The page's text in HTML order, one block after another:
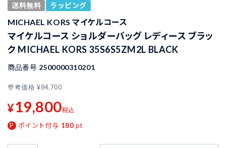
送料無料 ラッピング
MICHAEL KORS マイケルコース
マイケルコース ショルダーバッグ レディース ブラッ
ク MICHAEL KORS 35S6S5ZM2L BLACK
商品番号 2500000310201
参考価格 ¥84,700
¥19,800税込
ポイント付与 180 pt